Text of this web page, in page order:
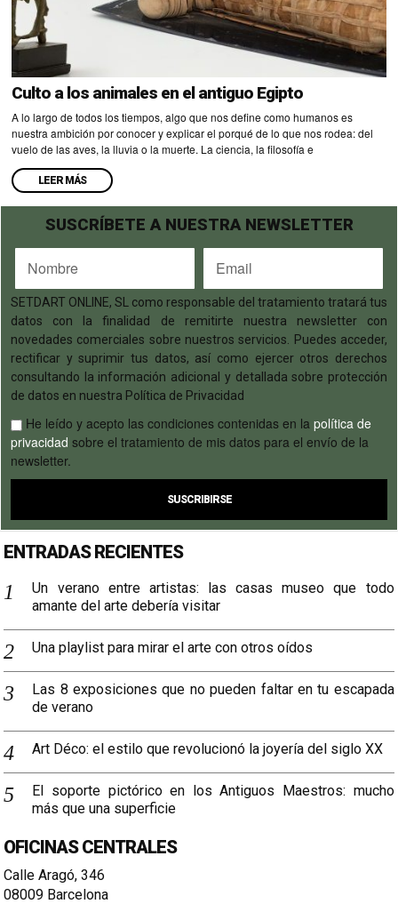
Culto a los animales en el antiguo Egipto
A lo largo de todos los tiempos, algo que nos define como humanos es
nuestra ambición por conocer y explicar el porqué de lo que nos rodea: del
vuelo de las aves, la lluvia o la muerte. La ciencia, la filosofía e
LEER MÁS
SUSCRÍBETE A NUESTRA NEWSLETTER
SETDART ONLINE, SL como responsable del tratamiento tratará tus
datos con la finalidad de remitirte nuestra newsletter con
novedades comerciales sobre nuestros servicios. Puedes acceder,
rectificar y suprimir tus datos, así como ejercer otros derechos
consultando la información adicional y detallada sobre protección
de datos en nuestra Política de Privacidad
He leído y acepto las condiciones contenidas en la política de
privacidad sobre el tratamiento de mis datos para el envío de la
newsletter.
ENTRADAS RECIENTES
Un verano entre artistas: las casas museo que todo
amante del arte debería visitar
Una playlist para mirar el arte con otros oídos
Las 8 exposiciones que no pueden faltar en tu escapada
de verano
Art Déco: el estilo que revolucionó la joyería del siglo XX
El soporte pictórico en los Antiguos Maestros: mucho
más que una superficie
OFICINAS CENTRALES
Calle Aragó, 346
08009 Barcelona